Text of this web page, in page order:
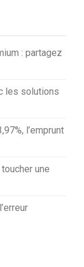
: partagez
les solutions
l’emprunt
une